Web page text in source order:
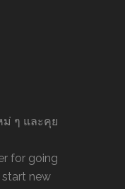
ๆ และคุย
for going
start new